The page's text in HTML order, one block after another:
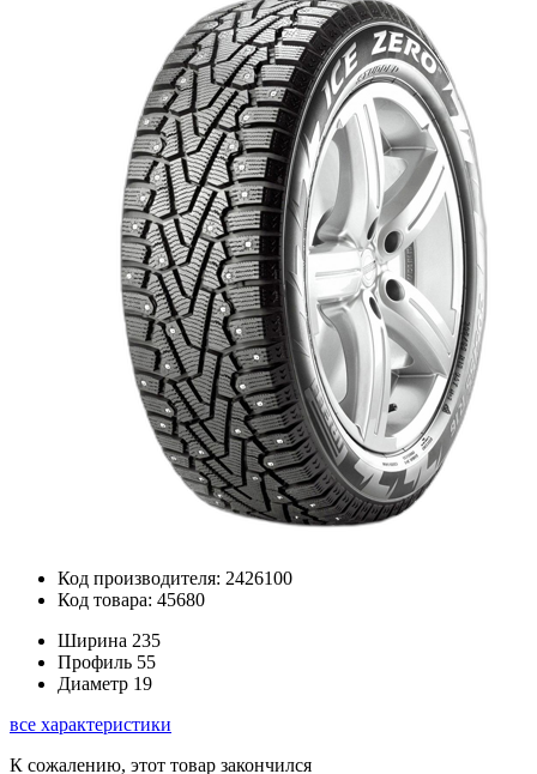
Код производителя: 2426100
Код товара: 45680
Ширина 235
Профиль 55
Диаметр 19
все характеристики
К сожалению, этот товар закончился